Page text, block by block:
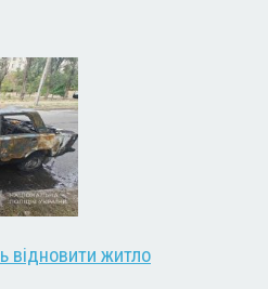
відновити житло